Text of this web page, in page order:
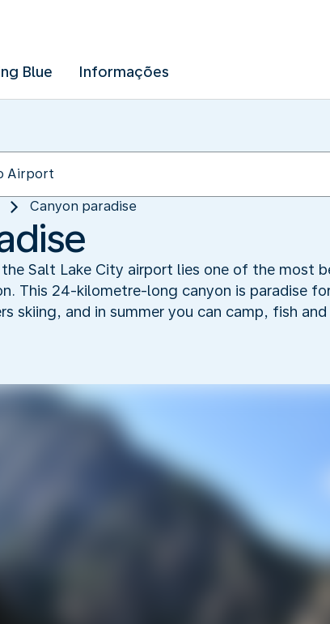
Blue Informações
Canyon paradise
the Salt Lake City airport lies one of the most
This 24-kilometre-long canyon is paradise
skiing, and in summer you can camp, fish